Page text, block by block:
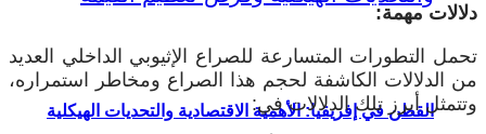
القطن في إفريقيا: الأهمية الاقتصادية والتحديات الهيكلية
دلالات مهمة:
تحمل التطورات المتسارعة للصراع الإثيوبي الداخلي العديد
من الدلالات الكاشفة لحجم هذا الصراع ومخاطر استمراره،
وتتمثل أبرز تلك الدلالات في: